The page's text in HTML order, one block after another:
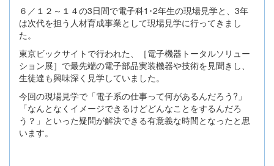
６／１２～１４の3日間で電子科1･2年生の現場見学と、3年
は次代を担う人材育成事業として現場見学に行ってきまし
た。
東京ビックサイトで行われた、［電子機器トータルソリュー
ション展］で最先端の電子部品実装機器や技術を見聞きし、
生徒達も興味深く見学していました。
今回の現場見学で「電子系の仕事って何があるんだろう?」
「なんとなくイメージできるけどどんなことをするんだろ
う？」といった疑問が解決できる有意義な時間となったと思
います。